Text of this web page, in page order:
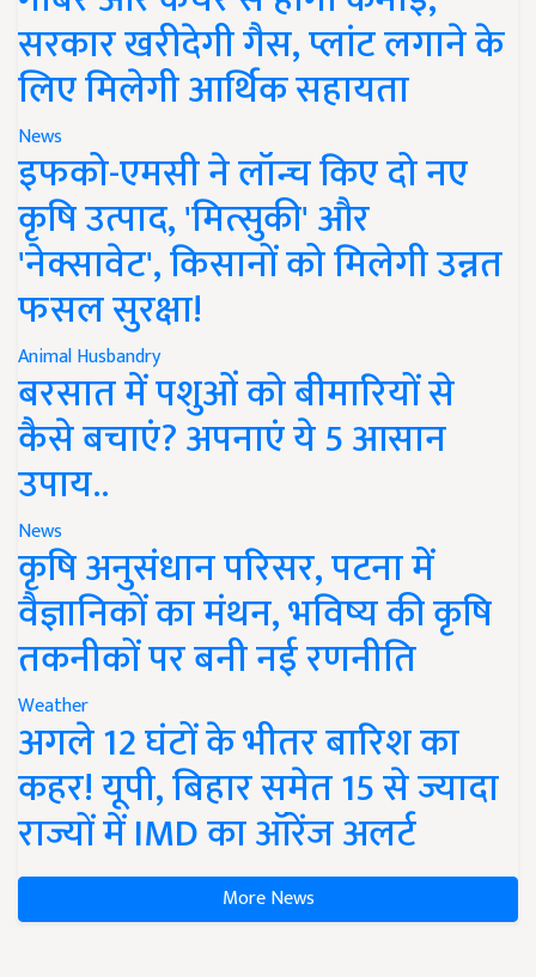
सरकार खरीदेगी गैस, प्लांट लगाने के
लिए मिलेगी आर्थिक सहायता
News
इफको-एमसी ने लॉन्च किए दो नए
कृषि उत्पाद, 'मित्सुकी' और
'नेक्सावेट', किसानों को मिलेगी उन्नत
फसल सुरक्षा!
Animal Husbandry
बरसात में पशुओं को बीमारियों से
कैसे बचाएं? अपनाएं ये 5 आसान
उपाय..
News
कृषि अनुसंधान परिसर, पटना में
वैज्ञानिकों का मंथन, भविष्य की कृषि
तकनीकों पर बनी नई रणनीति
Weather
अगले 12 घंटों के भीतर बारिश का
कहर! यूपी, बिहार समेत 15 से ज्यादा
राज्यों में IMD का ऑरेंज अलर्ट
More News